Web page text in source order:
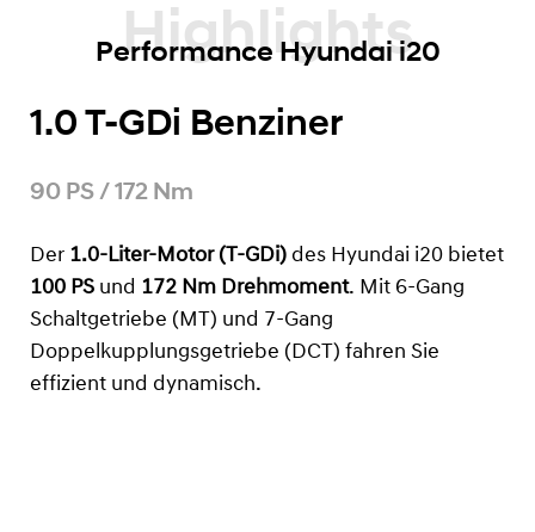
Highlights
Performance Hyundai i20
1.0 T-GDi Benziner
90 PS / 172 Nm
Der 1.0-Liter-Motor (T-GDi) des Hyundai i20 bietet
100 PS und 172 Nm Drehmoment. Mit 6-Gang
Schaltgetriebe (MT) und 7-Gang
Doppelkupplungsgetriebe (DCT) fahren Sie
effizient und dynamisch.